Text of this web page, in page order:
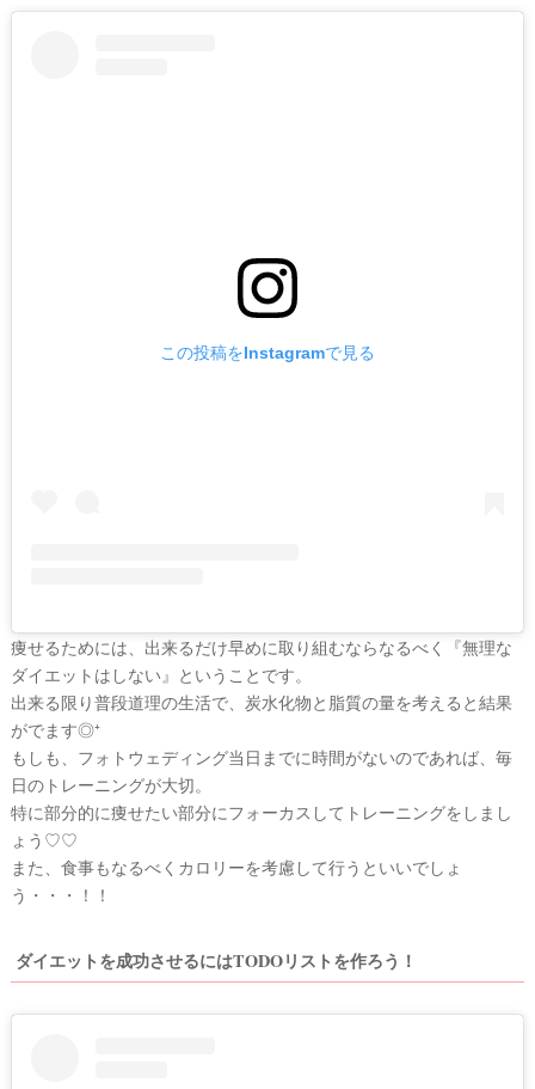
この投稿をInstagramで見る
痩せるためには、出来るだけ早めに取り組むならなるべく『無理な
ダイエットはしない』ということです。
出来る限り普段道理の生活で、炭水化物と脂質の量を考えると結果
がでます◎⁺
もしも、フォトウェディング当日までに時間がないのであれば、毎
日のトレーニングが大切。
特に部分的に痩せたい部分にフォーカスしてトレーニングをしまし
ょう♡♡
また、食事もなるべくカロリーを考慮して行うといいでしょ
う・・・！！
ダイエットを成功させるにはTODOリストを作ろう！